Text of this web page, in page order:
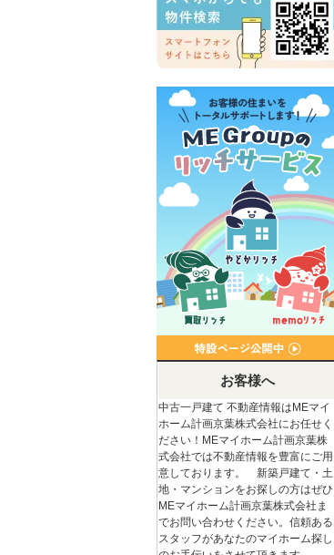
お客様へ
中古一戸建て 不動産情報はMEマイ
ホーム計画京葉株式会社にお任せく
ださい！MEマイホーム計画京葉株
式会社では不動産情報を豊富にご用
意しております。 新築戸建て・土
地・マンションをお探しの方はぜひ
MEマイホーム計画京葉株式会社ま
でお問い合わせください。信頼ある
スタッフがあなたのマイホーム探し